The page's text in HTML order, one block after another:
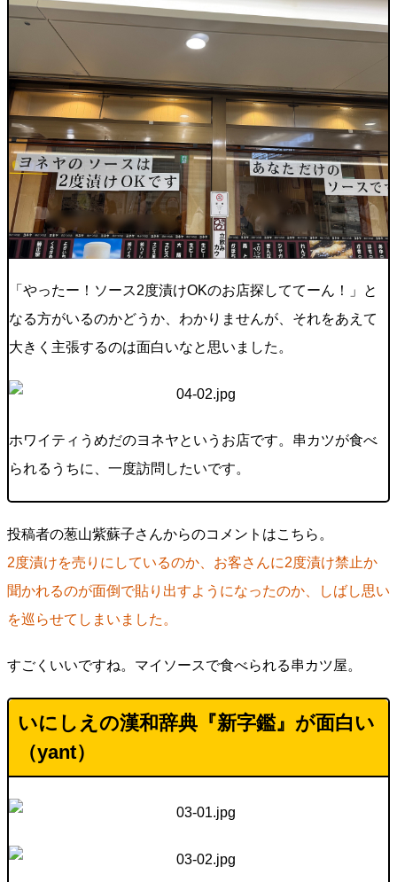
「やったー！ソース2度漬けOKのお店探しててーん！」と
なる方がいるのかどうか、わかりませんが、それをあえて
大きく主張するのは面白いなと思いました。
ホワイティうめだのヨネヤというお店です。串カツが食べ
られるうちに、一度訪問したいです。
投稿者の葱山紫蘇子さんからのコメントはこちら。
2度漬けを売りにしているのか、お客さんに2度漬け禁止か
聞かれるのが面倒で貼り出すようになったのか、しばし思い
を巡らせてしまいました。
すごくいいですね。マイソースで食べられる串カツ屋。
いにしえの漢和辞典『新字鑑』が面白い
（yant）